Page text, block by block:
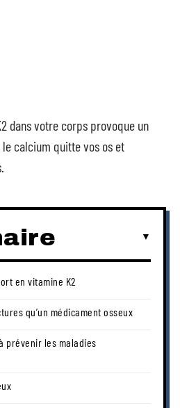
dans votre corps provoque un
calcium quitte vos os et
en vitamine K2
qu’un médicament osseux
prévenir les maladies